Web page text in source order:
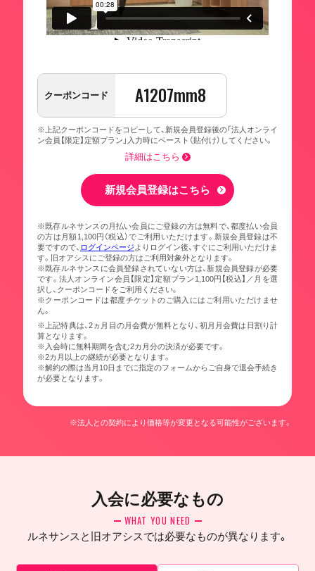
クーポンコード A1207mm8
※上記クーポンコードをコピーして、新規会員登録後の「法人オンライ
ン会員【限定】定額プラン」入力時にペースト（貼付け）してください。
詳細はこちら
新規会員登録はこちら
※既存ルネサンスの月払い会員にご登録の方は無料で、都度払い会員
の方は月額1,100円（税込）でご利用いただけます。新規会員登録は不
要ですので、 ログインページ よりログイン後、すぐにご利用いただけま
す。旧オアシスにご登録の方はご利用対象外となります。
※既存ルネサンスに会員登録されていない方は、新規会員登録が必要
です。法人オンライン会員【限定】定額プラン1,100円【税込】／月を選
択し、クーポンコードをご利用ください。
※クーポンコードは都度チケットのご購入にはご利用いただけませ
ん。
※上記特典は、2ヵ月目の月会費が無料となり、初月月会費は日割り計
算となります。
※入会時に無料期間を含む2カ月分の決済が必要です。
※2カ月以上の継続が必要となります。
※解約の際は当月10日までに指定のフォームからご自身で退会手続き
が必要となります。
※法人との契約により価格等が変更となる可能性がございます。
入会に必要なもの
WHAT YOU NEED
ルネサンスと旧オアシスでは必要なものが異なります。